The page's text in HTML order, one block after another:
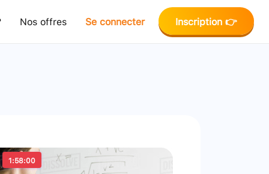
Nos offres Se connecter Inscription 👉
1:58:00